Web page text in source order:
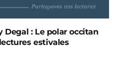
Degal : Le polar occitan
estivales